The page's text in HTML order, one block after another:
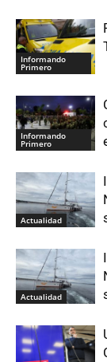
Informando
Primero
Informando
Primero
Actualidad
Actualidad